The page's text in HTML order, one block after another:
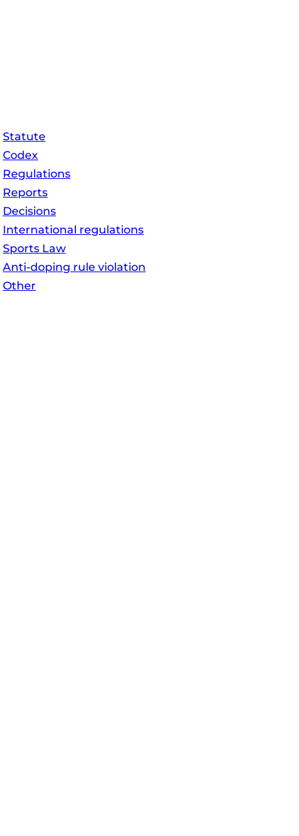
Statute
Codex
Regulations
Reports
Decisions
International regulations
Sports Law
Anti-doping rule violation
Other